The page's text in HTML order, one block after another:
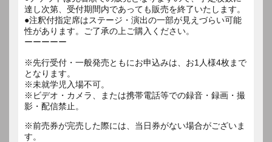
達し次第、受付期間内であっても販売を終了いたします。
●注釈付指定席はステージ・演出の一部が見えづらい可能
性があります。ご了承の上ご購入ください。
ーーーーー
※先行受付・一般発売ともにお申込みは、お1人様4枚まで
となります。
※未就学児入場不可。
※ビデオ・カメラ、または携帯電話等での録音・録画・撮
影・配信禁止。
※前売券が完売した際には、当日券がない場合がございま
す。